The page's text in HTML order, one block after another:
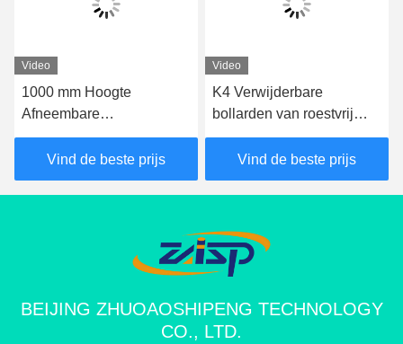
Video
1000 mm Hoogte
Afneembare
veiligheidsbollarden
Afneembare
verkeersbollarden 350
mm Diepte
Vind de beste prijs
Video
K4 Verwijderbare
bollarden van roestvrij
staal met een IWA14-1-
certificering
Vind de beste prijs
BEIJING ZHUOAOSHIPENG TECHNOLOGY
CO., LTD.